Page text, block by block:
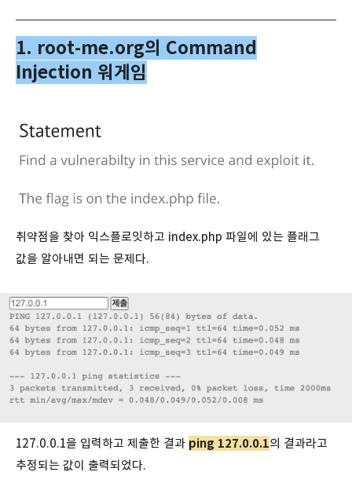
1. root-me.org의 Command
Injection 워게임
취약점을 찾아 익스플로잇하고 index.php 파일에 있는 플래그
값을 알아내면 되는 문제다.
127.0.0.1을 입력하고 제출한 결과 ping 127.0.0.1의 결과라고
추정되는 값이 출력되었다.